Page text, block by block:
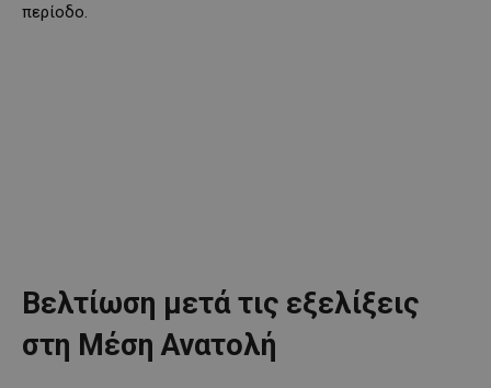
περίοδο.
Βελτίωση μετά τις εξελίξεις
στη Μέση Ανατολή